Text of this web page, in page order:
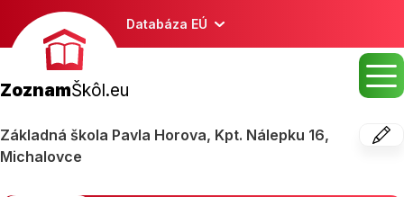
Databáza EÚ
ZoznamŠkôl.eu
Základná škola Pavla Horova, Kpt. Nálepku 16,
Michalovce